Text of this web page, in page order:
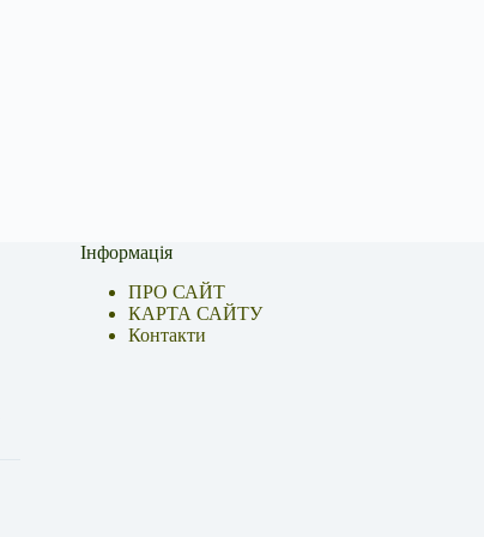
Інформація
ПРО САЙТ
КАРТА САЙТУ
Контакти